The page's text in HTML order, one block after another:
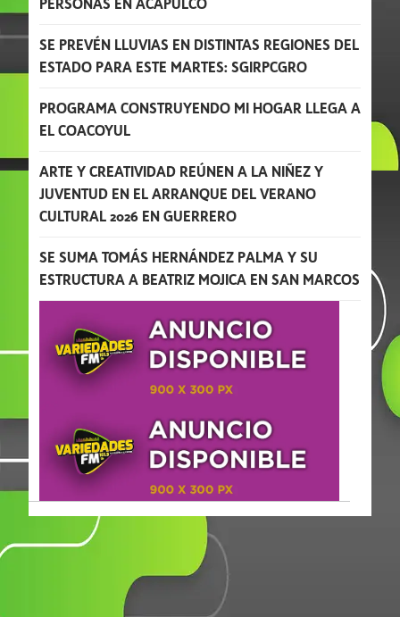
PERSONAS EN ACAPULCO
SE PREVÉN LLUVIAS EN DISTINTAS REGIONES DEL
ESTADO PARA ESTE MARTES: SGIRPCGRO
PROGRAMA CONSTRUYENDO MI HOGAR LLEGA A
EL COACOYUL
ARTE Y CREATIVIDAD REÚNEN A LA NIÑEZ Y
JUVENTUD EN EL ARRANQUE DEL VERANO
CULTURAL 2026 EN GUERRERO
SE SUMA TOMÁS HERNÁNDEZ PALMA Y SU
ESTRUCTURA A BEATRIZ MOJICA EN SAN MARCOS